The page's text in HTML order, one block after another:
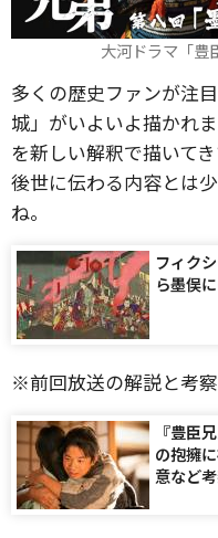
大河ドラマ「豊
多くの歴史ファンが注
城」がいよいよ描かれ
を新しい解釈で描いて
後世に伝わる内容とは
ね。
フィク
ら墨俣
※前回放送の解説と考
『豊臣
の抱擁
意など